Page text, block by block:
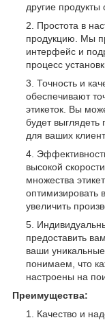
другие
Простота в
продукцию. Мы
интерфейс и
процесс
Точность и
обеспечивают
этикеток. Вы
будет
для ваших
высокой
множества
оптимизировать
увеличить
предоставить
ваши
понимаем, что
настроены на
Преимущества:
Качество и